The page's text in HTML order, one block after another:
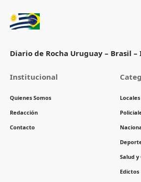
Diario de Rocha Uruguay – Brasil
Institucional
Quienes Somos
Redacción
Contacto
Locales
Salud y
Edictos